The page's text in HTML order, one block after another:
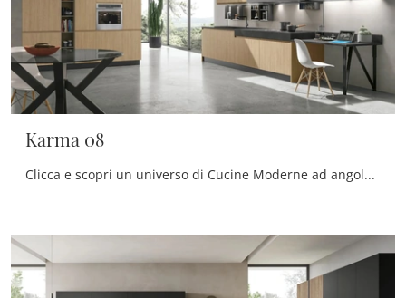
Karma 08
Clicca e scopri un universo di Cucine Moderne ad angolo: la cucina Karma 08 Stosa in legno ti sta aspettando!